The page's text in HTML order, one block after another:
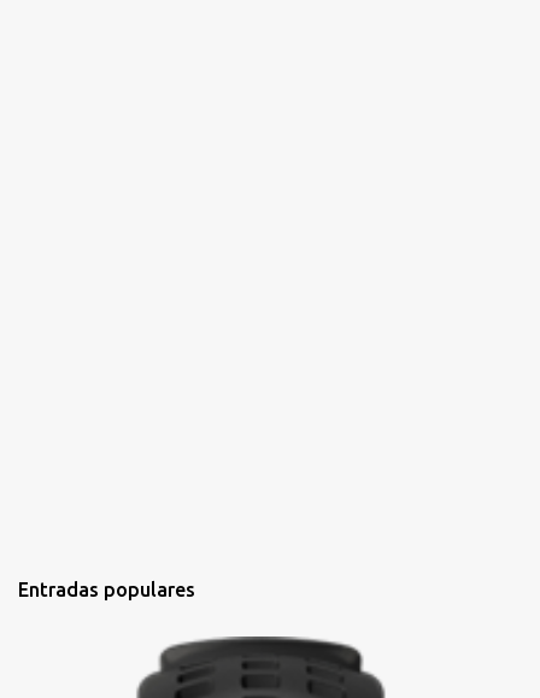
Entradas populares